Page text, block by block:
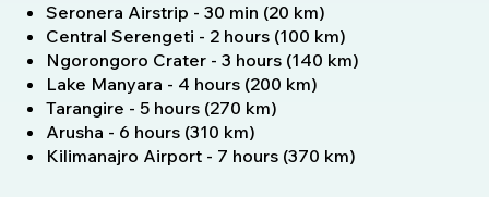
Seronera Airstrip - 30 min (20 km)
Central Serengeti - 2 hours (100 km)
Ngorongoro Crater - 3 hours (140 km)
Lake Manyara - 4 hours (200 km)
Tarangire - 5 hours (270 km)
Arusha - 6 hours (310 km)
Kilimanajro Airport - 7 hours (370 km)